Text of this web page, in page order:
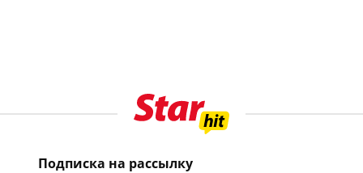
Подписка на рассылку